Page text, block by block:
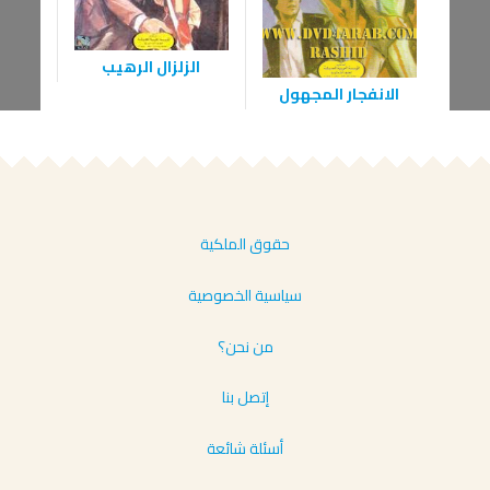
الانفجار المجهول
الزلزال الرهيب
حقوق الملكية
سياسية الخصوصية
من نحن؟
إتصل بنا
أسئلة شائعة